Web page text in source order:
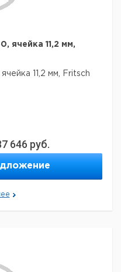
ячейка 11,2 мм,
11,2 мм, Fritsch
646 руб.